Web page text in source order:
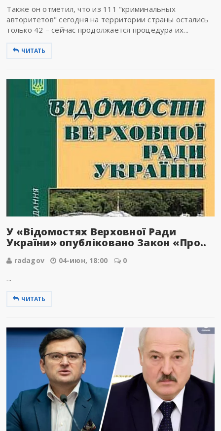
Также он отметил, что из 111 "криминальных
авторитетов" сегодня на территории страны остались
только 42 – сейчас продолжается процедура их...
ЧИТАТЬ
У «Відомостях Верховної Ради
України» опубліковано Закон «Про..
radagov 04-июн, 18:00 0
...
ЧИТАТЬ